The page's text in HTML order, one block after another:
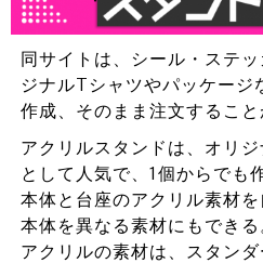
同サイトは、シール・ステ
ジナルTシャツやパッケージ
作成、そのまま注文すること
アクリルスタンドは、オリ
として人気で、1個からでも
本体と台座のアクリル素材
本体を異なる素材にもできる
アクリルの素材は、スタン